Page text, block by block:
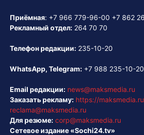
Приёмная: +7 966 779-96-00 +7 862
Рекламный отдел: 264 70 70
Телефон редакции: 235-10-20
WhatsApp, Telegram: +7 988 235-10-20
Email редакции: news@maksmedia.ru
Заказать рекламу: https://
reclama@maksmedia.ru
Для резюме: corp@maksmedia.ru
Сетевое издание «Sochi24.tv»